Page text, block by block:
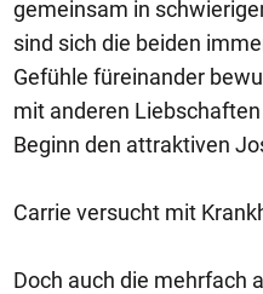
gemeinsam in
sind sich die beiden
Gefühle füreinander
mit anderen
Beginn den attraktiven
Carrie versucht mit
Doch auch die mehrfach